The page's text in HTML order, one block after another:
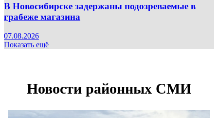
В Новосибирске задержаны подозреваемые в
грабеже магазина
07.08.2026
Показать ещё